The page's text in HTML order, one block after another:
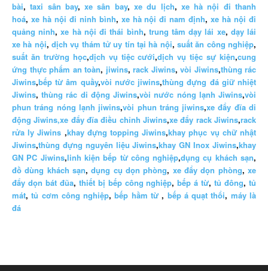
bài,taxi sân bay,xe sân bay,xe du lịch, xe hà nội đi thanh
hoá, xe hà nội đi ninh bình, xe hà nội đi nam định,xe hà nội đi
quảng ninh,xe hà nội đi thái bình, trung tâm dạy lái xe, dạy lái
xe hà nội,dịch vụ thám tử uy tín tại hà nội,suất ăn công nghiệp,
suất ăn trường học,dịch vụ tiệc cưới,dịch vụ tiệc sự kiện,cung
ứng thực phẩm an toàn, jiwins, rack Jiwins, vòi Jiwins,thùng rác
Jiwins,bếp từ âm quầy,vòi nước jiwins,thùng đựng đá giữ nhiệt
Jiwins,thùng rác di động Jiwins,vòi nước nóng lạnh Jiwins,vòi
phun tráng nóng lạnh jiwins,vòi phun tráng jiwins,xe đẩy đĩa di
động Jiwins,xe đẩy đĩa điều chỉnh Jiwins,xe đẩy rack Jiwins,rack
rửa ly Jiwins ,khay đựng topping Jiwins,khay phục vụ chữ nhật
Jiwins,thùng đựng nguyên liệu Jiwins,khay GN Inox Jiwins,khay
GN PC Jiwins,linh kiện bếp từ công nghiệp,dụng cụ khách sạn,
đồ dùng khách sạn,dụng cụ dọn phòng, xe đẩy dọn phòng,xe
đẩy dọn bát đũa, thiết bị bếp công nghiệp,bếp á từ,tủ đông,tủ
mát,tủ cơm công nghiệp,bếp hầm từ , bếp á quạt thổi, máy là
đá